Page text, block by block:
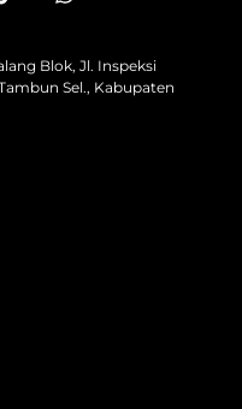
Blok, Jl. Inspeksi
Sel., Kabupaten